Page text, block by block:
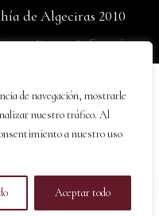
de navegación, mostrarle
nuestro tráfico. Al
a nuestro uso
Aceptar todo
de Algeciras 2010
porDinan Informática